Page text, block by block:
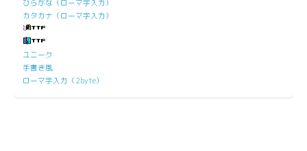
ひらがな（ローマ字入力）
カタカナ（ローマ字入力）
ユニーク
手書き風
ローマ字入力（2byte）